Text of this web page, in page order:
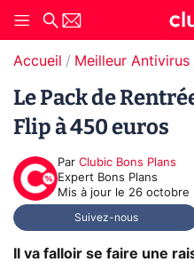
Accueil Meilleur Antivirus
Le Pack de
Flip à 450 euros
Par Clubic Bons Plans
Expert Bons Plans
Mis à jour le 26 octobre
Suivez-nous
Il va falloir se faire une